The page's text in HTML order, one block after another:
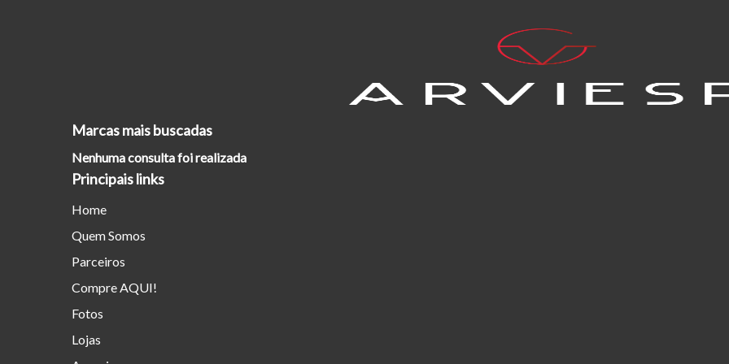
Marcas mais buscadas
Nenhuma consulta foi realizada
Principais links
Home
Quem Somos
Parceiros
Compre AQUI!
Fotos
Lojas